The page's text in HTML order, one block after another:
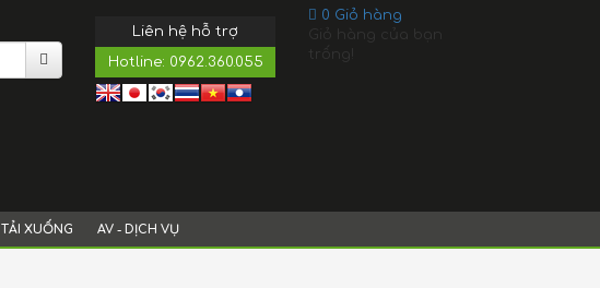
Liên hệ hỗ trợ
Hotline: 0962.360.055
0 Giỏ hàng
Giỏ hàng của bạn
trống!
TẢI XUỐNG AV - DỊCH VỤ